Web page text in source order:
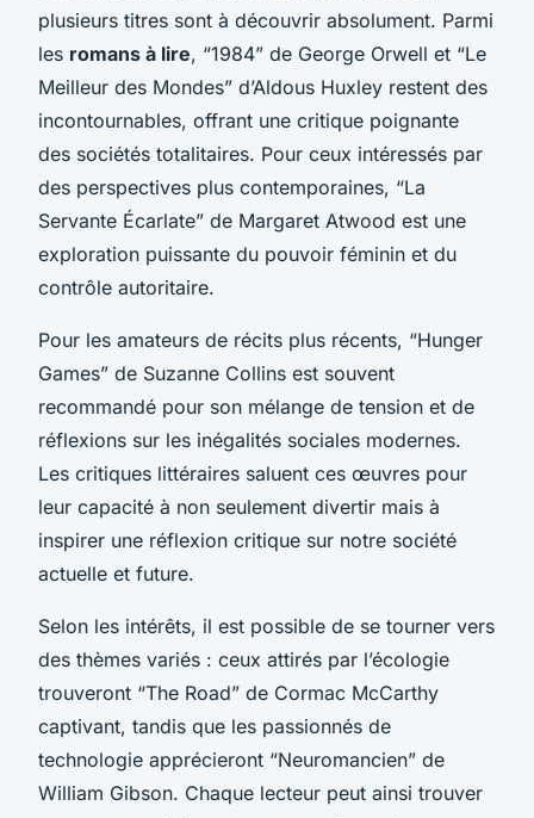
plusieurs titres sont à découvrir absolument. Parmi
les romans à lire, “1984” de George Orwell et “Le
Meilleur des Mondes” d’Aldous Huxley restent des
incontournables, offrant une critique poignante
des sociétés totalitaires. Pour ceux intéressés par
des perspectives plus contemporaines, “La
Servante Écarlate” de Margaret Atwood est une
exploration puissante du pouvoir féminin et du
contrôle autoritaire.
Pour les amateurs de récits plus récents, “Hunger
Games” de Suzanne Collins est souvent
recommandé pour son mélange de tension et de
réflexions sur les inégalités sociales modernes.
Les critiques littéraires saluent ces œuvres pour
leur capacité à non seulement divertir mais à
inspirer une réflexion critique sur notre société
actuelle et future.
Selon les intérêts, il est possible de se tourner vers
des thèmes variés : ceux attirés par l’écologie
trouveront “The Road” de Cormac McCarthy
captivant, tandis que les passionnés de
technologie apprécieront “Neuromancien” de
William Gibson. Chaque lecteur peut ainsi trouver